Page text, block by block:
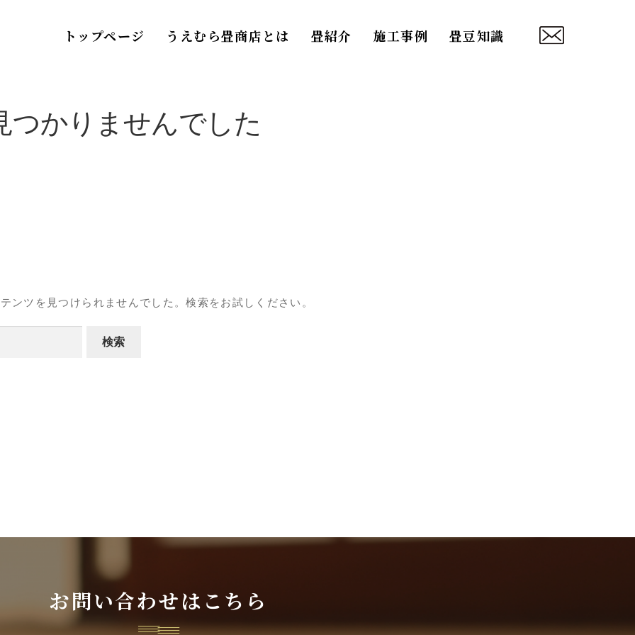
トップページ うえむら畳商店とは 畳紹介 施工事例 畳豆知識
つかりませんでした
ンツを見つけられませんでした。検索をお試しください。
お問い合わせはこちら